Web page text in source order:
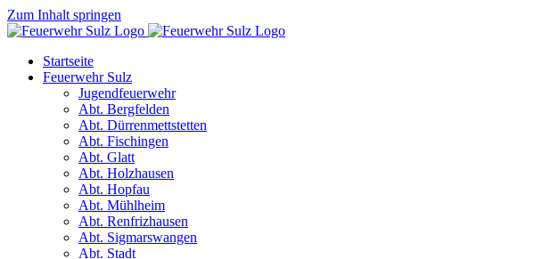
Zum Inhalt springen
Startseite
Feuerwehr Sulz
Jugendfeuerwehr
Abt. Bergfelden
Abt. Dürrenmettstetten
Abt. Fischingen
Abt. Glatt
Abt. Holzhausen
Abt. Hopfau
Abt. Mühlheim
Abt. Renfrizhausen
Abt. Sigmarswangen
Abt. Stadt